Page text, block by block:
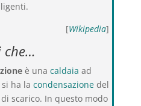
[Wikipedia]
che…
è una caldaia ad
ha la condensazionedel
di scarico. In questo modo